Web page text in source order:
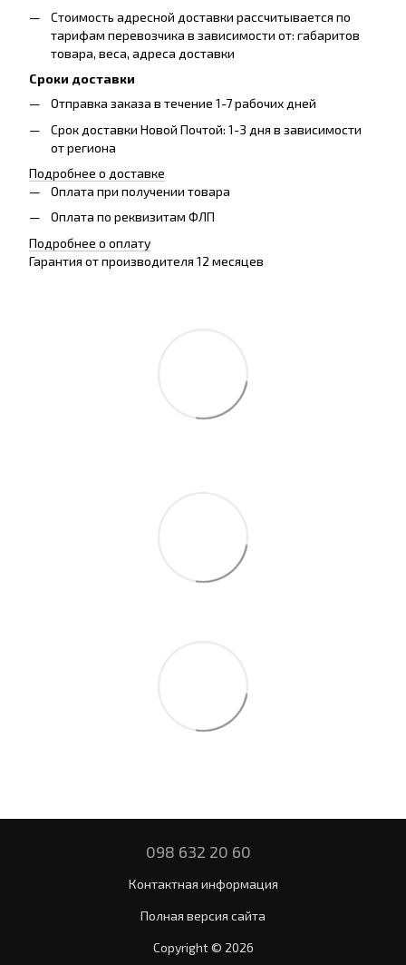
Стоимость адресной доставки рассчитывается по
тарифам перевозчика в зависимости от: габаритов
товара, весa, адреса доставки
Сроки доставки
Отправка заказа в течение 1-7 рабочих дней
Срок доставки Новой Почтой: 1-3 дня в зависимости
от региона
Подробнее о доставке
Оплата при получении товара
Оплата по реквизитам ФЛП
Подробнее о оплату
Гарантия от производителя 12 месяцев
098 632 20 60
Контактная информация
Полная версия сайта
Copyright © 2026